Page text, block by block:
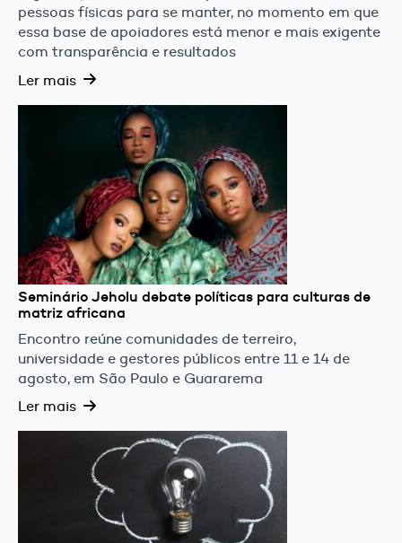
pessoas físicas para se manter, no momento em que
essa base de apoiadores está menor e mais exigente
com transparência e resultados
Ler mais
Seminário Jeholu debate políticas para culturas de
matriz africana
Encontro reúne comunidades de terreiro,
universidade e gestores públicos entre 11 e 14 de
agosto, em São Paulo e Guararema
Ler mais